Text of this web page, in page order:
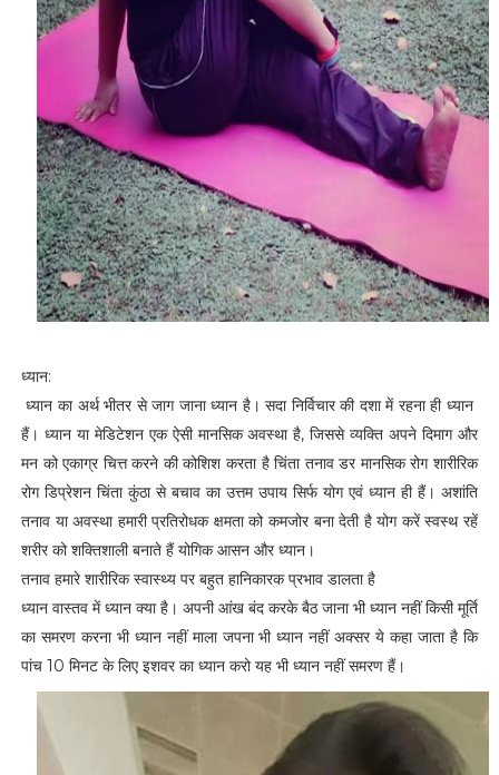
ध्यान:
ध्यान का अर्थ भीतर से जाग जाना ध्यान है। सदा निर्विचार की दशा में रहना ही ध्यान
हैं। ध्यान या मेडिटेशन एक ऐसी मानसिक अवस्था है, जिससे व्यक्ति अपने दिमाग और
मन को एकाग्र चित्त करने की कोशिश करता है चिंता तनाव डर मानसिक रोग शारीरिक
रोग डिप्रेशन चिंता कुंठा से बचाव का उत्तम उपाय सिर्फ योग एवं ध्यान ही हैं। अशांति
तनाव या अवस्था हमारी प्रतिरोधक क्षमता को कमजोर बना देती है योग करें स्वस्थ रहें
शरीर को शक्तिशाली बनाते हैं योगिक आसन और ध्यान।
तनाव हमारे शारीरिक स्वास्थ्य पर बहुत हानिकारक प्रभाव डालता है
ध्यान वास्तव में ध्यान क्या है। अपनी आंख बंद करके बैठ जाना भी ध्यान नहीं किसी मूर्ति
का समरण करना भी ध्यान नहीं माला जपना भी ध्यान नहीं अक्सर ये कहा जाता है कि
पांच 10 मिनट के लिए इशवर का ध्यान करो यह भी ध्यान नहीं समरण हैं।